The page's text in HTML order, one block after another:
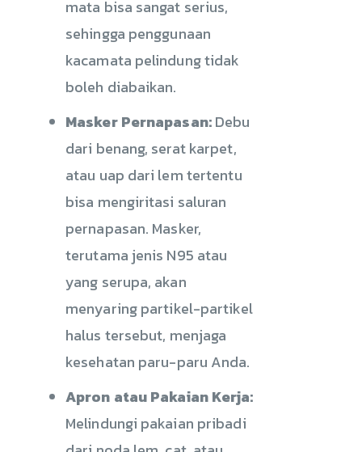
mata bisa sangat serius,
sehingga penggunaan
kacamata pelindung tidak
boleh diabaikan.
Masker Pernapasan:Debu
dari benang, serat karpet,
atau uap dari lem tertentu
bisa mengiritasi saluran
pernapasan. Masker,
terutama jenis N95 atau
yang serupa, akan
menyaring partikel-partikel
halus tersebut, menjaga
kesehatan paru-paru Anda.
Apron atau Pakaian Kerja:
Melindungi pakaian pribadi